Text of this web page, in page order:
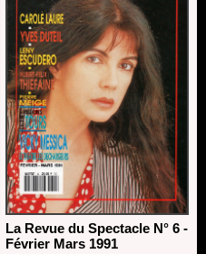
La Revue du Spectacle N° 6 -
Février Mars 1991